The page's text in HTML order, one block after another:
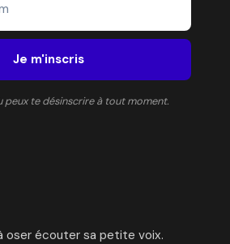
Je m'inscris
peux te désinscrire à tout moment.
oser écouter sa petite voix.